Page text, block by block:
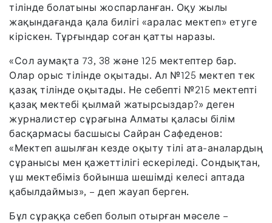
тілінде болатыны жоспарланған. Оқу жылы
жақындағанда қала билігі «аралас мектеп» етуге
кіріскен. Тұрғындар соған қатты наразы.
«Сол аумақта 73, 38 және 125 мектептер бар.
Олар орыс тілінде оқытады. Ал №125 мектеп тек
қазақ тілінде оқытады. Не себепті №215 мектепті
қазақ мектебі қылмай жатырсыздар?» деген
журналистер сұрағына Алматы қаласы білім
басқармасы басшысы Сайран Сафеденов:
«Мектеп ашылған кезде оқыту тілі ата-аналардың
сұранысы мен қажеттілігі ескеріледі. Сондықтан,
үш мектебіміз бойынша шешімді келесі аптада
қабылдаймыз», – деп жауап берген.
Бұл сұраққа себеп болып отырған мәселе –